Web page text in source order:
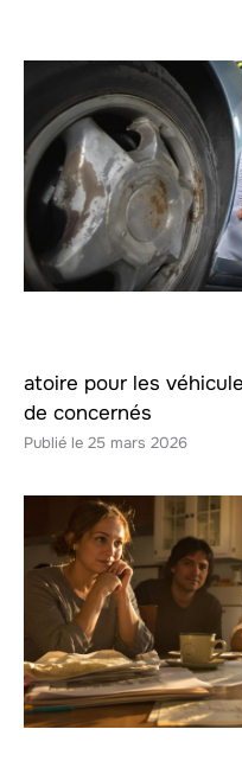
atoire pour les
de concernés
25 mars 2026